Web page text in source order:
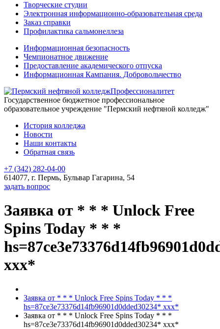
Творческие студии
Электронная информационно-образовательная среда
Заказ справки
Профилактика сальмонеллеза
Информационная безопасность
Чемпионатное движение
Предоставление академического отпуска
Информационная Кампания. Добровольчество
Профессионалитет
Государственное бюджетное профессиональное
образовательное учреждение "Пермский нефтяной колледж"
История колледжа
Новости
Наши контакты
Обратная связь
+7 (342) 282-04-00
614077, г. Пермь, Бульвар Гагарина, 54
задать вопрос
Заявка от * * * Unlock Free
Spins Today * * *
ххх*
Заявка от * * * Unlock Free Spins Today * * *
hs=87ce3e73376d14fb96901d0dded30234* ххх*
Заявка от * * * Unlock Free Spins Today * * *
hs=87ce3e73376d14fb96901d0dded30234* ххх*